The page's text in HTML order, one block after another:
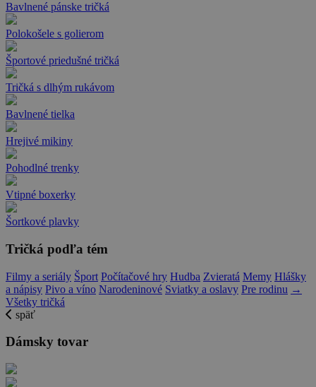
Bavlnené pánske tričká
Polokošele s golierom
Športové priedušné tričká
Tričká s dlhým rukávom
Bavlnené tielka
Hrejivé mikiny
Pohodlné trenky
Vtipné boxerky
Šortkové plavky
Tričká podľa tém
Filmy a seriály Šport Počítačové hry Hudba Zvieratá Memy Hlášky
a nápisy Pivo a víno Narodeninové Sviatky a oslavy Pre rodinu →
Všetky tričká
späť
Dámsky tovar